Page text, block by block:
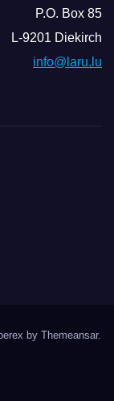
P.O. Box 85
L-9201 Diekirch
info@laru.lu
by Themeansar.